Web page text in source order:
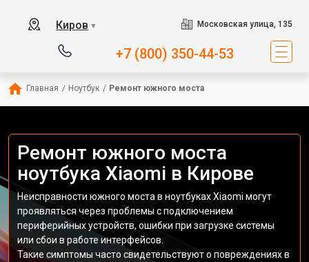
Киров ▼ Московская улица, 135
+7 (800) 350-44-53
Главная / Ноутбук / Ремонт южного моста
Ремонт южного моста
ноутбука Xiaomi в Кирове
Неисправности южного моста в ноутбуках Xiaomi могут
проявляться через проблемы с подключением
периферийных устройств, ошибки при загрузке системы
или сбои в работе интерфейсов.
Такие симптомы часто свидетельствуют о повреждениях в